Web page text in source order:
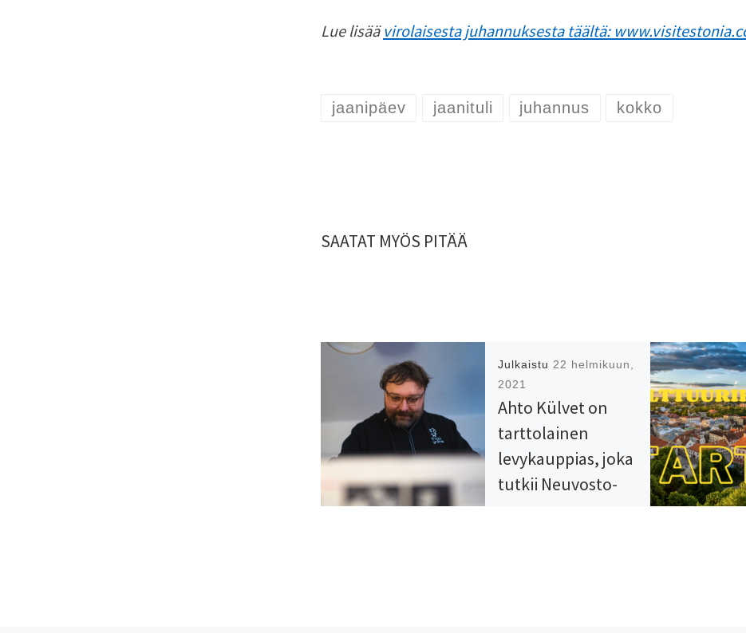
Lue lisäävirolaisesta juhannuksesta täältä:
jaanipäev jaanituli juhannus kokko
SAATAT MYÖS PITÄÄ
Julkaistu 22 helmikuun,
2021
Ahto Külvet on
tarttolainen
levykauppias, joka
tutkii Neuvosto-